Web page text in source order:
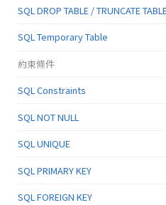
SQL DROP TABLE / TRUNCATE
SQL Temporary Table
約束條件
SQL Constraints
SQL NOT NULL
SQL UNIQUE
SQL PRIMARY KEY
SQL FOREIGN KEY